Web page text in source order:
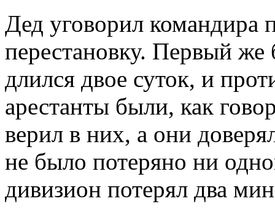
Дед уговорил командира
перестановку. Первый
длился двое суток, и
арестанты были, как
верил в них, а они
не было потеряно ни
дивизион потерял два